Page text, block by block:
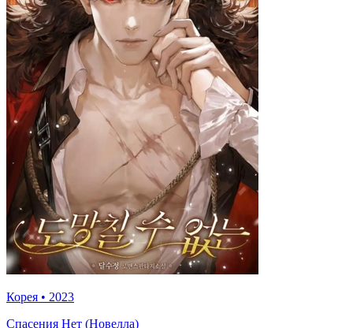
Корея • 2023
Спасения Нет (Новелла)